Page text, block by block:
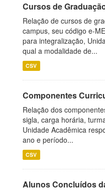
Cursos de
Relação de cursos de
campus, seu código e-
para integralização,
qual a modalidade de...
CSV
Componentes
Relação dos
sigla, carga horária,
Unidade Acadêmica
ano e período...
CSV
Alunos Concluídos